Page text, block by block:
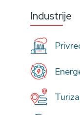
Industrije